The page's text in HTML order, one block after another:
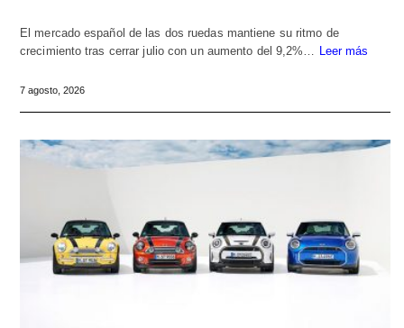
El mercado español de las dos ruedas mantiene su ritmo de
crecimiento tras cerrar julio con un aumento del 9,2%… Leer más
7 agosto, 2026